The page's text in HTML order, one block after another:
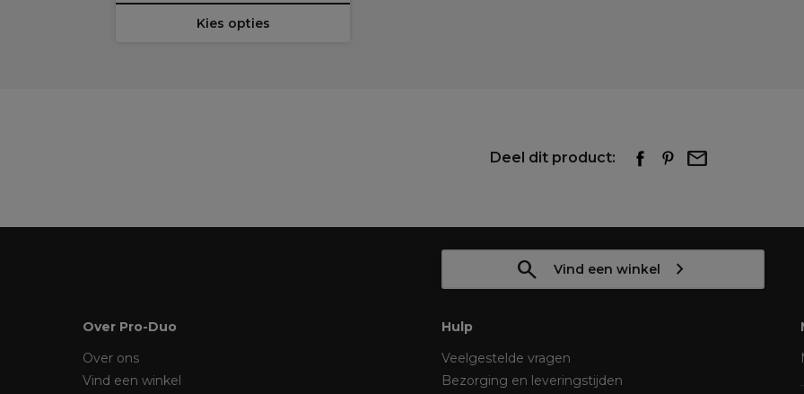
Kies opties
Deel dit product:
Vind een winkel
Over Pro-Duo
Over ons
Vind een winkel
Hulp
Veelgestelde vragen
Bezorging en leveringstijden